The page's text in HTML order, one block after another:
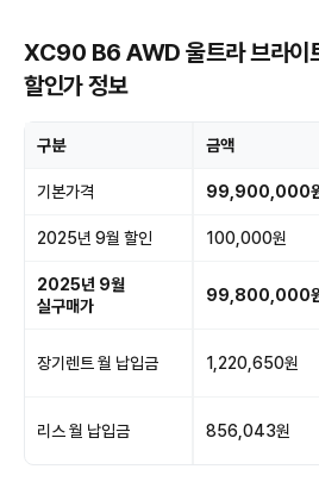
XC90 B6 AWD 울트라 브라이
할인가 정보
구분 금액
기본가격 99,900,000
2025년 9월 할인 100,000원
2025년 9월
실구매가
99,800,000
장기렌트 월 납입금 1,220,650원
리스 월 납입금 856,043원